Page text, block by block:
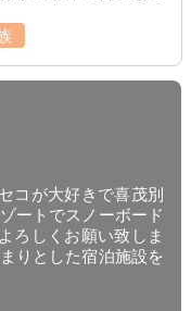
コが大好きで喜茂別
ートでスノーボード
ろしくお願い致しま
りとした宿泊施設を